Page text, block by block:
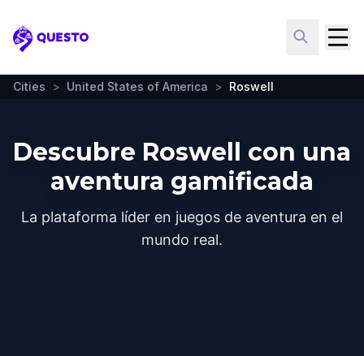
Questo
Cities > United States of America > Roswell
Descubre Roswell con una
aventura gamificada
La plataforma líder en juegos de aventura en el
mundo real.